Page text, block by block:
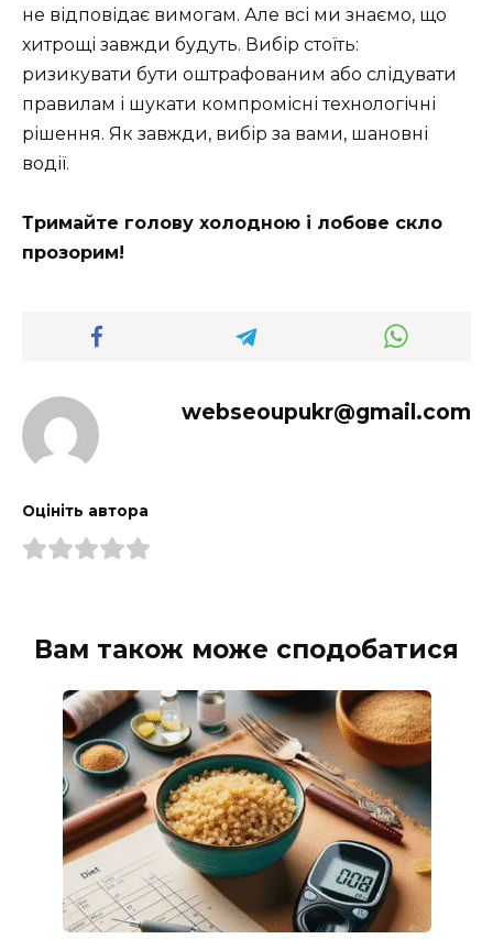
не відповідає вимогам. Але всі ми знаємо, що
хитрощі завжди будуть. Вибір стоїть:
ризикувати бути оштрафованим або слідувати
правилам і шукати компромісні технологічні
рішення. Як завжди, вибір за вами, шановні
водії.
Тримайте голову холодною і лобове скло
прозорим!
webseoupukr@gmail.com
Оцініть автора
Вам також може сподобатися